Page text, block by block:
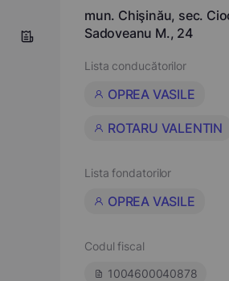
mun. Chişinău, sec.
Sadoveanu M., 24
Lista conducătorilor
OPREA VASILE
ROTARU VALENTIN
Lista fondatorilor
OPREA VASILE
Codul fiscal
1004600040878